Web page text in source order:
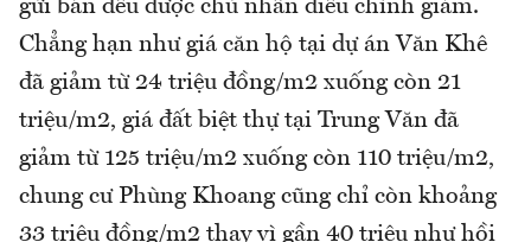
gửi bán đều được chủ nhân điều chỉnh giảm.
Chẳng hạn như giá căn hộ tại dự án Văn Khê
đã giảm từ 24 triệu đồng/m2 xuống còn 21
triệu/m2, giá đất biệt thự tại Trung Văn đã
giảm từ 125 triệu/m2 xuống còn 110 triệu/m2,
chung cư Phùng Khoang cũng chỉ còn khoảng
33 triệu đồng/m2 thay vì gần 40 triệu như hồi